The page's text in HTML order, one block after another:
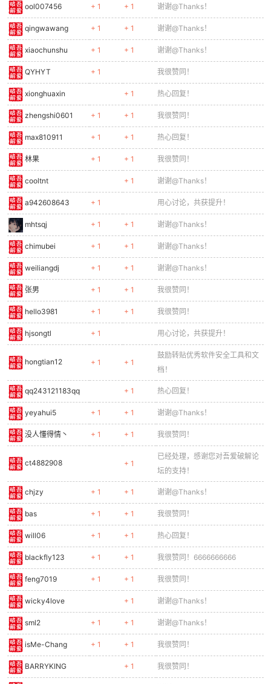
ool007456 + 1 + 1 谢谢@Thanks！
qingwawang + 1 + 1 谢谢@Thanks！
xiaochunshu + 1 + 1 谢谢@Thanks！
QYHYT + 1 我很赞同！
xionghuaxin + 1 热心回复！
zhengshi0601 + 1 + 1 我很赞同！
max810911 + 1 + 1 热心回复！
林果 + 1 + 1 我很赞同！
cooltnt + 1 谢谢@Thanks！
a942608643 + 1 用心讨论，共获提升！
mhtsqj + 1 + 1 谢谢@Thanks！
chimubei + 1 + 1 谢谢@Thanks！
weiliangdj + 1 + 1 谢谢@Thanks！
张男 + 1 + 1 我很赞同！
hello3981 + 1 + 1 我很赞同！
hjsongtl + 1 用心讨论，共获提升！
hongtian12 + 1 + 1
鼓励转贴优秀软件安全工具和文
档！
qq243121183qq + 1 热心回复！
yeyahui5 + 1 + 1 谢谢@Thanks！
没人懂得情丶 + 1 + 1 我很赞同！
ct4882908 + 1
已经处理，感谢您对吾爱破解论
坛的支持！
chjzy + 1 + 1 谢谢@Thanks！
bas + 1 + 1 我很赞同！
will06 + 1 + 1 热心回复！
blackfly123 + 1 + 1 我很赞同！6666666666
feng7019 + 1 + 1 我很赞同！
wicky4love + 1 谢谢@Thanks！
sml2 + 1 + 1 谢谢@Thanks！
isMe-Chang + 1 + 1 我很赞同！
BARRYKING + 1 我很赞同！